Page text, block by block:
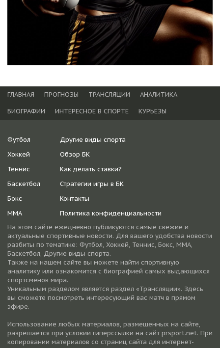
ГЛАВНАЯ ПРОГНОЗЫ ТРАНСЛЯЦИИ
АНАЛИТИКА
БИОГРАФИИ
ИНТЕРЕСНОЕ В СПОРТЕ КУРЬЕЗЫ
Футбол
Хоккей
Теннис
Баскетбол
Бокс
ММА
Другие виды спорта
Обзор БК
Как делать ставки?
Стратегии игры в БК
Контакты
Политика конфиденциальности
На этом сайте ежедневно публикуются самые свежие и
актуальные спортивные новости. Для вашего удобства новости
разбиты по тематике: Футбол, Хоккей, Теннис, Бокс, ММА,
Баскетбол, Другие виды спорта.
Также на нашем сайте вы можете найти спортивную
аналитику или ознакомится с биографией самых выдающихся
спортсменов мира.
Уникальным разделом является раздел «Трансляции». Здесь
вы сможете посмотреть интересующий вас матч в прямом
эфире.
Использование любых материалов, размещенных на сайте,
разрешается при условии гиперссылки на cайт prsport.net. При
копировании материалов со страниц сайта для интернет-